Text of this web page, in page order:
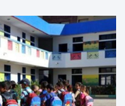
المنتخبات الوطنية خلال
من طرف اللجنة التقنية